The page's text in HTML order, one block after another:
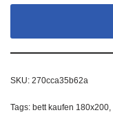
SKU: 270cca35b62a
Tags: bett kaufen 180x200,